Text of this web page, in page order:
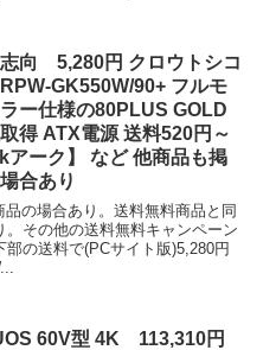
向 5,280円 クロウトシコ
GK550W/90+ フルモ
ー仕様の80PLUS GOLD
得 ATX電源 送料520円～
アーク】 など 他商品も掲
合あり
の場合あり。送料無料商品と同
その他の送料無料キャンペーン
の送料で(PCサイト版)5,280円
60V型 4K 113,310円